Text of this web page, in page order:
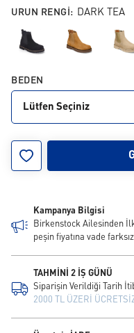
URUN RENGI: DARK TEA
BEDEN
Lütfen Seçiniz
Kampanya Bilgisi
Birkenstock Ailesinden
peşin fiyatına vade
TAHMİNİ 2 İŞ GÜNÜ
Siparişin Verildiği Tarih
2000 TL ÜZERİ